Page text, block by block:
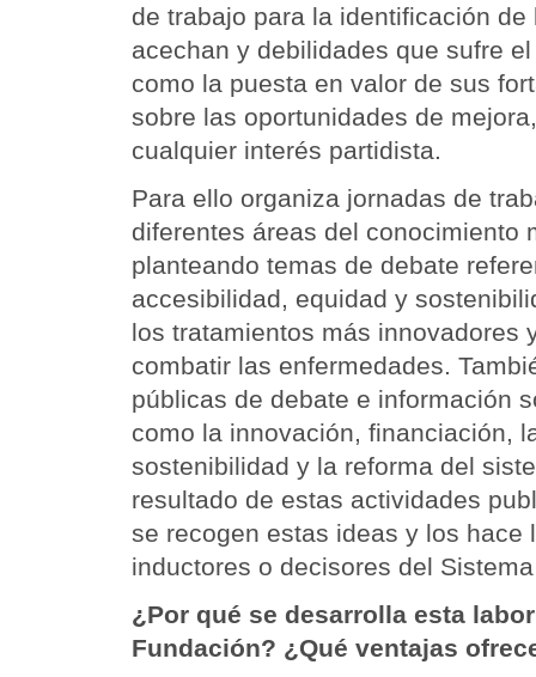
de trabajo para la identificación
acechan y debilidades que sufre
como la puesta en valor de sus
sobre las oportunidades de
cualquier interés partidista.
Para ello organiza jornadas de
diferentes áreas del conocimiento
planteando temas de debate
accesibilidad, equidad y
los tratamientos más innovadores
combatir las enfermedades.
públicas de debate e información
como la innovación, financiación,
sostenibilidad y la reforma del
resultado de estas actividades
se recogen estas ideas y los hace
inductores o decisores del
¿Por qué se desarrolla esta
Fundación? ¿Qué ventajas